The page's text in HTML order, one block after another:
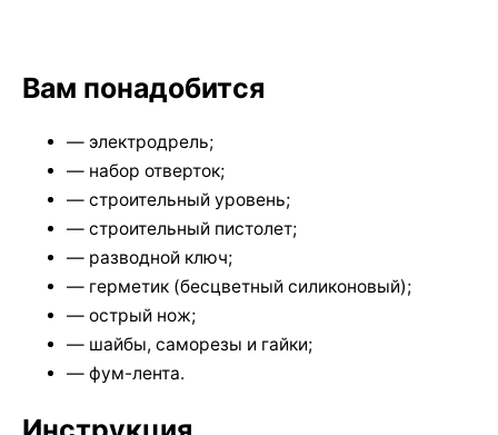
Вам понадобится
— электродрель;
— набор отверток;
— строительный уровень;
— строительный пистолет;
— разводной ключ;
— герметик (бесцветный силиконовый);
— острый нож;
— шайбы, саморезы и гайки;
— фум-лента.